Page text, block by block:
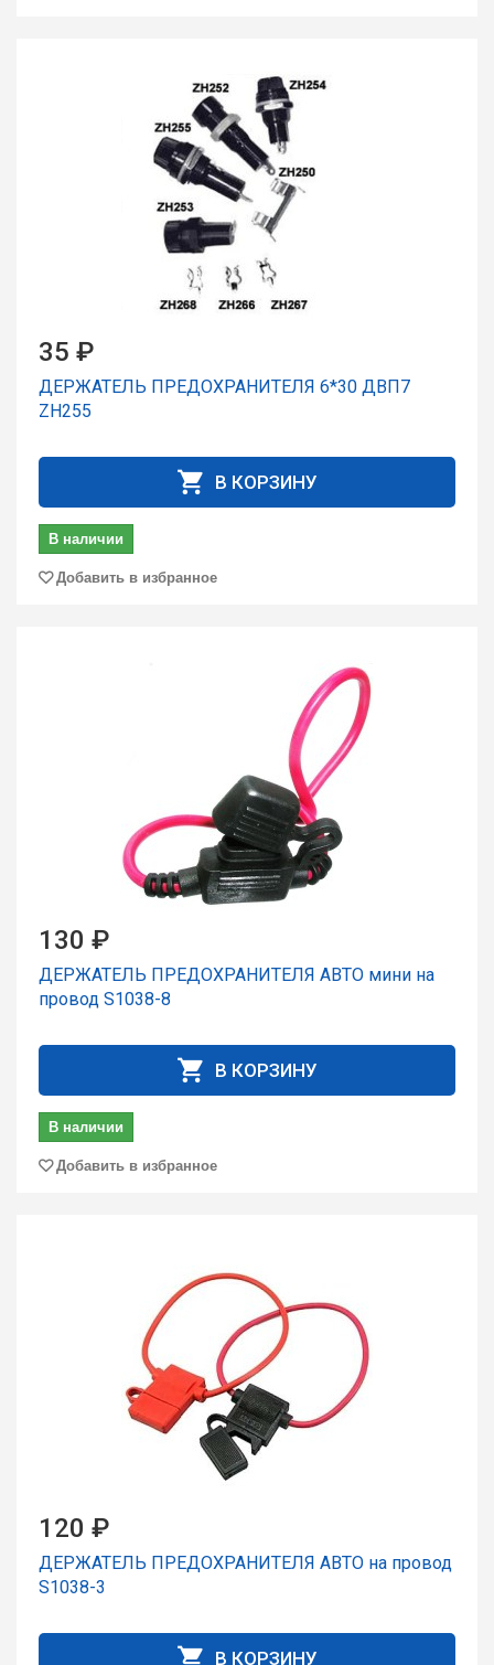
35 ₽
ДЕРЖАТЕЛЬ ПРЕДОХРАНИТЕЛЯ 6*30 ДВП7
ZH255
В КОРЗИНУ
В наличии
Добавить в избранное
130 ₽
ДЕРЖАТЕЛЬ ПРЕДОХРАНИТЕЛЯ АВТО мини на
пpовод S1038-8
В КОРЗИНУ
В наличии
Добавить в избранное
120 ₽
ДЕРЖАТЕЛЬ ПРЕДОХРАНИТЕЛЯ АВТО на пpовод
S1038-3
В КОРЗИНУ